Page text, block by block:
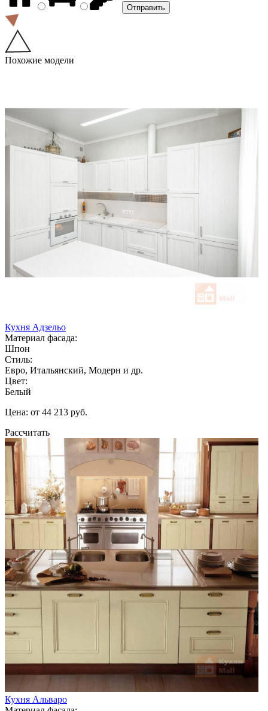
Похожие модели
Кухня Адзельо
Материал фасада:
Шпон
Стиль:
Евро, Итальянский, Модерн и др.
Цвет:
Белый
Цена: от 44 213 руб.
Рассчитать
Кухня Альваро